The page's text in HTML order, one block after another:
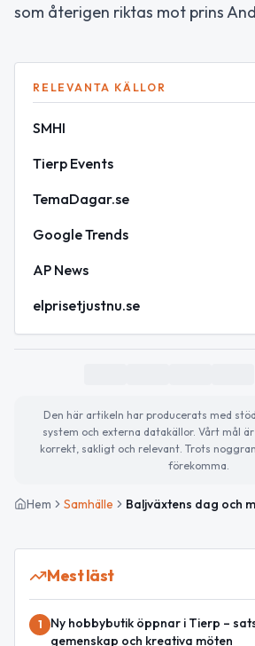
som återigen riktas mot prins
RELEVANTA KÄLLOR
SMHI
Tierp Events
TemaDagar.se
Google Trends
AP News
elprisetjustnu.se
Den här artikeln har producerats med
system och externa datakällor. Vårt mål
korrekt, sakligt och relevant. Trots
förekomma.
Hem Samhälle
Mest läst
1
Ny hobbybutik öppnar i Tierp –
gemenskap och kreativa möten